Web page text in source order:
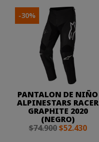
PANTALON DE NIÑO
ALPINESTARS RACER
GRAPHITE 2020
(NEGRO)
$74.900 $52.430
-30%